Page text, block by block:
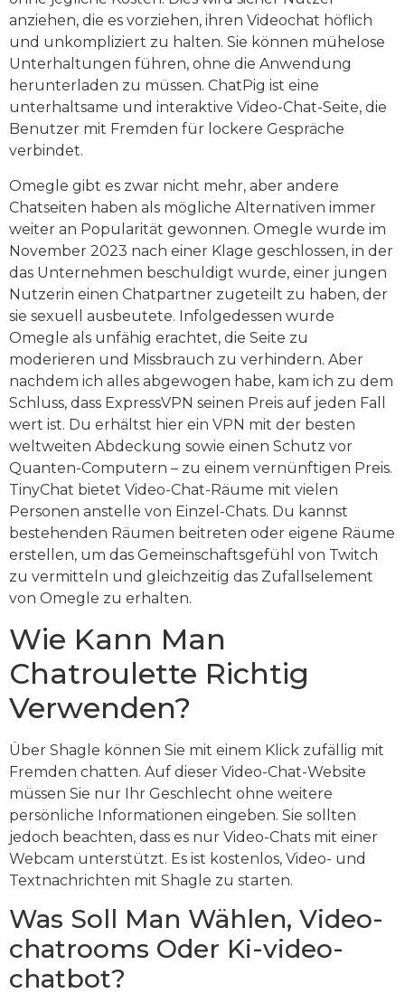
anziehen, die es vorziehen, ihren Videochat höflich
und unkompliziert zu halten. Sie können mühelose
Unterhaltungen führen, ohne die Anwendung
herunterladen zu müssen. ChatPig ist eine
unterhaltsame und interaktive Video-Chat-Seite, die
Benutzer mit Fremden für lockere Gespräche
verbindet.
Omegle gibt es zwar nicht mehr, aber andere
Chatseiten haben als mögliche Alternativen immer
weiter an Popularität gewonnen. Omegle wurde im
November 2023 nach einer Klage geschlossen, in der
das Unternehmen beschuldigt wurde, einer jungen
Nutzerin einen Chatpartner zugeteilt zu haben, der
sie sexuell ausbeutete. Infolgedessen wurde
Omegle als unfähig erachtet, die Seite zu
moderieren und Missbrauch zu verhindern. Aber
nachdem ich alles abgewogen habe, kam ich zu dem
Schluss, dass ExpressVPN seinen Preis auf jeden Fall
wert ist. Du erhältst hier ein VPN mit der besten
weltweiten Abdeckung sowie einen Schutz vor
Quanten-Computern – zu einem vernünftigen Preis.
TinyChat bietet Video-Chat-Räume mit vielen
Personen anstelle von Einzel-Chats. Du kannst
bestehenden Räumen beitreten oder eigene Räume
erstellen, um das Gemeinschaftsgefühl von Twitch
zu vermitteln und gleichzeitig das Zufallselement
von Omegle zu erhalten.
Wie Kann Man
Chatroulette Richtig
Verwenden?
Über Shagle können Sie mit einem Klick zufällig mit
Fremden chatten. Auf dieser Video-Chat-Website
müssen Sie nur Ihr Geschlecht ohne weitere
persönliche Informationen eingeben. Sie sollten
jedoch beachten, dass es nur Video-Chats mit einer
Webcam unterstützt. Es ist kostenlos, Video- und
Textnachrichten mit Shagle zu starten.
Was Soll Man Wählen, Video-
chatrooms Oder Ki-video-
chatbot?